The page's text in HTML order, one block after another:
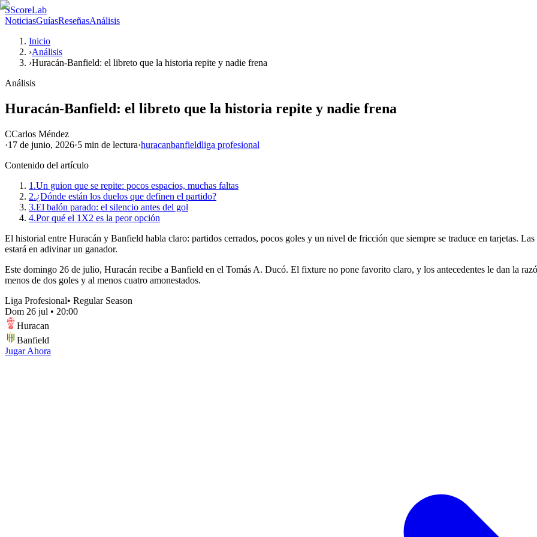
SScoreLab
NoticiasGuíasReseñasAnálisis
Inicio
›Análisis
›Huracán-Banfield: el libreto que la historia repite y nadie frena
Análisis
Huracán-Banfield: el libreto que la historia repite y nadie frena
CCarlos Méndez
·17 de junio, 2026·5 min de lectura·huracanbanfieldliga profesional
Contenido del artículo
1.Un guion que se repite: pocos espacios, muchas faltas
2.¿Dónde están los duelos que definen el partido?
3.El balón parado: el silencio antes del gol
4.Por qué el 1X2 es la peor opción
El historial entre Huracán y Banfield habla claro: partidos cerrados, pocos goles y un nivel de fricción que siempre se traduce en tarjetas.
estará en adivinar un ganador.
Este domingo 26 de julio, Huracán recibe a Banfield en el Tomás A. Ducó. El fixture no pone favorito claro, y los antecedentes le dan la
menos de dos goles y al menos cuatro amonestados.
Liga Profesional• Regular Season
Dom 26 jul • 20:00
Huracan
Banfield
Jugar Ahora